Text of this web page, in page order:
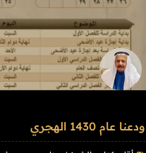
ودعنا عام 1430 الهجري